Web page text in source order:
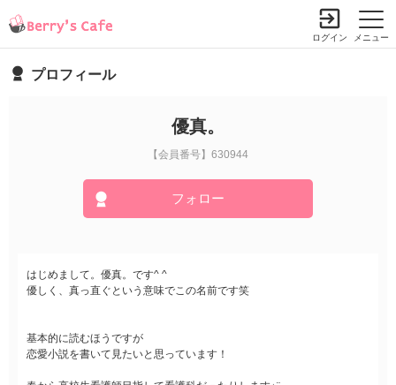
メニュー
ログイン
プロフィール
優真。
【会員番号】630944
フォロー
はじめまして。優真。です^ ^
優しく、真っ直ぐという意味でこの名前です笑
基本的に読むほうですが
恋愛小説を書いて見たいと思っています！